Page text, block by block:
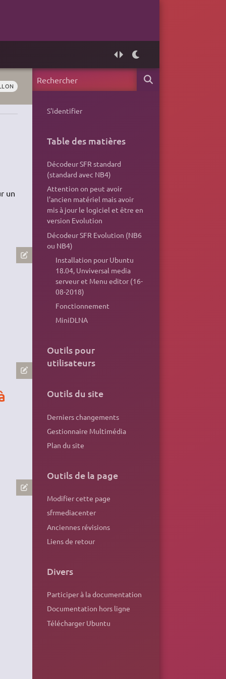
un
S'identifier
Table des matières
Décodeur SFR standard
(standard avec NB4)
Attention on peut avoir
l'ancien matériel mais avoir
mis à jour le logiciel et être en
version Evolution
Décodeur SFR Evolution (NB6
ou NB4)
Installation pour Ubuntu
18.04, Unviversal media
serveur et Menu editor (16-
08-2018)
Fonctionnement
MiniDLNA
Outils pour
utilisateurs
Outils du site
Derniers changements
Gestionnaire Multimédia
Plan du site
Outils de la page
Modifier cette page
sfrmediacenter
Anciennes révisions
Liens de retour
Divers
Participer à la documentation
Documentation hors ligne
Télécharger Ubuntu